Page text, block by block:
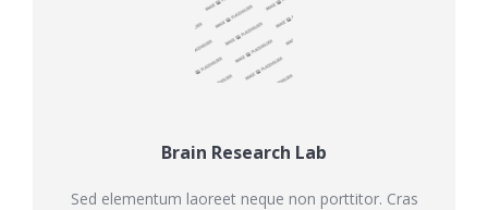
Brain Research Lab
Sed elementum laoreet neque non porttitor. Cras